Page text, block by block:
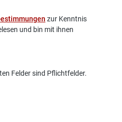
zur Kenntnis
und bin mit ihnen
Felder sind Pflichtfelder.